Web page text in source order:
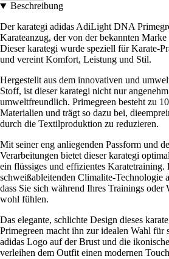
Beschreibung
Der karategi adidas AdiLight DNA
Karateanzug, der von der bekannten
Dieser karategi wurde speziell für Karate-
und vereint Komfort, Leistung und Stil.
Hergestellt aus dem innovativen und
Stoff, ist dieser karategi nicht nur
umweltfreundlich. Primegreen besteht zu
Materialien und trägt so dazu bei,
durch die Textilproduktion zu reduzieren.
Mit seiner eng anliegenden Passform und
Verarbeitungen bietet dieser karategi
ein flüssiges und effizientes Karatetraining.
schweißableitenden Climalite-Technologie
dass Sie sich während Ihres Trainings oder
wohl fühlen.
Das elegante, schlichte Design dieses
Primegreen macht ihn zur idealen Wahl für
adidas Logo auf der Brust und die
verleihen dem Outfit einen modernen